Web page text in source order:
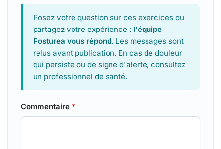
Posez votre question sur ces exercices ou
partagez votre expérience : l'équipe
Posturea vous répond. Les messages sont
relus avant publication. En cas de douleur
qui persiste ou de signe d'alerte, consultez
un professionnel de santé.
Commentaire *